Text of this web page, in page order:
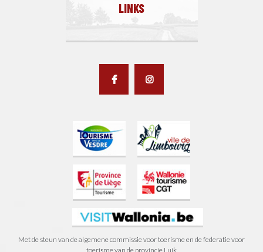
LINKS
Met de steun van de algemene commissie voor toerisme en de federatie voor
toerisme van de provincie Luik